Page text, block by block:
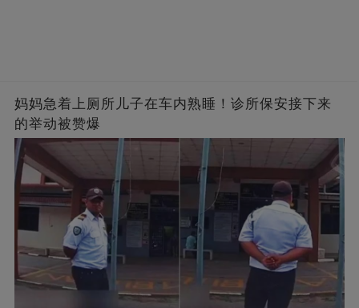
妈妈急着上厕所儿子在车内熟睡！诊所保安接下来
的举动被赞爆